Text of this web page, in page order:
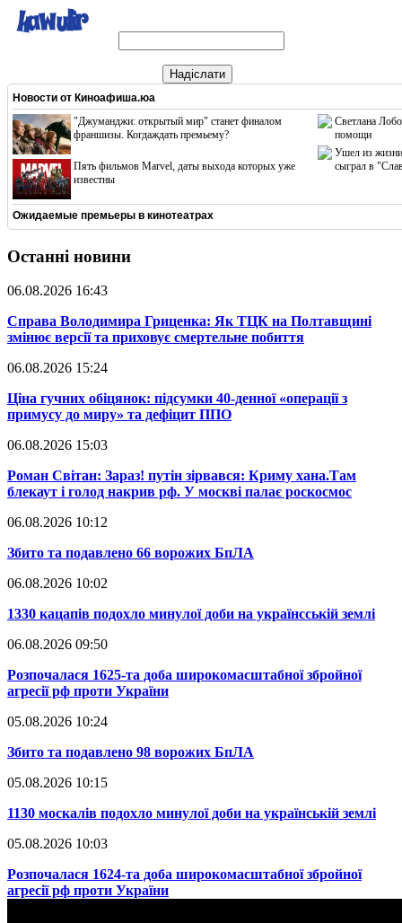
Надіслати
Новости от Киноафиша.юа
"Джуманджи: открытый мир" станет финалом
франшизы. Когдаждать премьему?
Пять фильмов Marvel, даты выхода которых уже
известны
Светлана
помощи
Ушел из жизни
сыграл в
Ожидаемые премьеры в кинотеатрах
Останні новини
06.08.2026 16:43
​Справа Володимира Гриценка: Як ТЦК на Полтавщині
змінює версії та приховує смертельне побиття
06.08.2026 15:24
​Ціна гучних обіцянок: підсумки 40-денної «операції з
примусу до миру» та дефіцит ППО
06.08.2026 15:03
​Роман Світан: Зараз! путін зірвався: Криму хана.Там
блекаут і голод накрив рф. У москві палає роскосмос
06.08.2026 10:12
​Збито та подавлено 66 ворожих БпЛА
06.08.2026 10:02
​1330 кацапів подохло минулої доби на українсській землі
06.08.2026 09:50
​Розпочалася 1625-та доба широкомасштабної збройної
агресії рф проти України
05.08.2026 10:24
​Збито та подавлено 98 ворожих БпЛА
05.08.2026 10:15
​1130 москалів подохло минулої доби на українській землі
05.08.2026 10:03
​Розпочалася 1624-та доба широкомасштабної збройної
агресії рф проти України